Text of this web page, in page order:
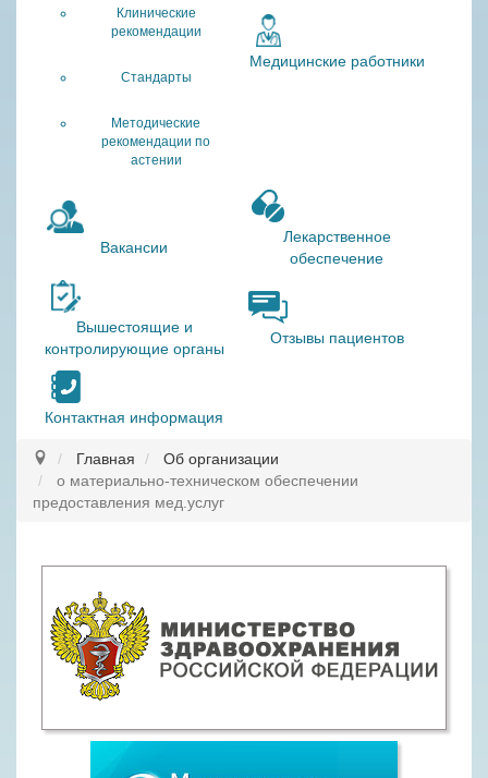
Клинические
рекомендации
Стандарты
Методические
рекомендации по
астении
Медицинские работники
Вакансии
Лекарственное
обеспечение
Вышестоящие и
контролирующие органы
Отзывы пациентов
Контактная информация
Главная
Об организации
о материально-техническом обеспечении
предоставления мед.услуг